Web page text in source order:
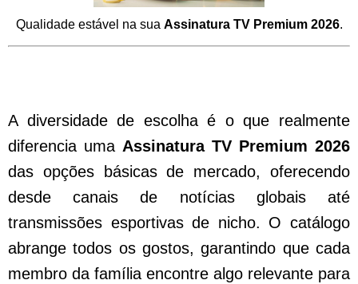
Qualidade estável na sua Assinatura TV Premium 2026.
A diversidade de escolha é o que realmente
diferencia uma Assinatura TV Premium 2026
das opções básicas de mercado, oferecendo
desde canais de notícias globais até
transmissões esportivas de nicho. O catálogo
abrange todos os gostos, garantindo que cada
membro da família encontre algo relevante para